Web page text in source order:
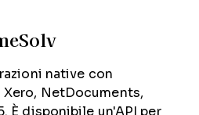
native con
Xero, NetDocuments,
È disponibile un'API per